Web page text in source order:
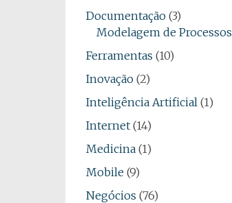
Documentação(3)
Modelagem de Processos
Ferramentas (10)
Inovação(2)
Inteligência Artificial(1)
Internet(14)
Medicina(1)
Mobile (9)
Negócios (76)